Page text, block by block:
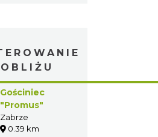
Gościniec
"Promus"
Zabrze
0.39 km